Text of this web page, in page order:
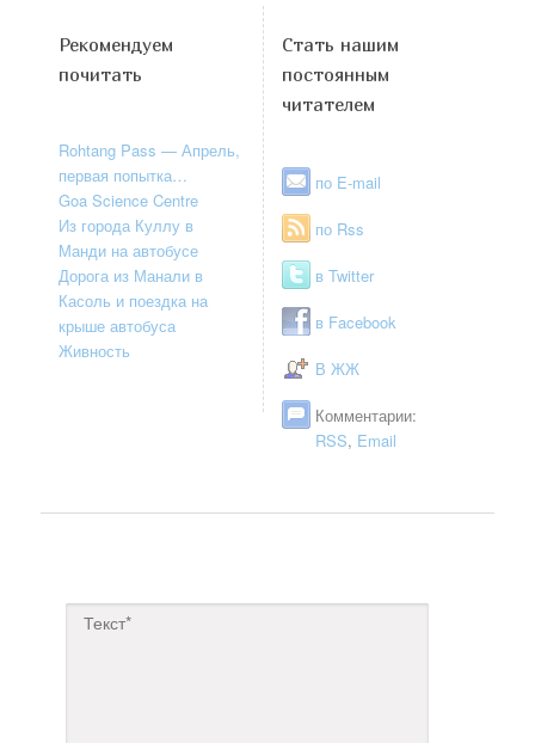
Рекомендуем
почитать
Rohtang Pass — Апрель,
первая попытка…
Goa Science Centre
Из города Куллу в
Манди на автобусе
Дорога из Манали в
Касоль и поездка на
крыше автобуса
Живность
Стать нашим
постоянным
читателем
по E-mail
по Rss
в Twitter
в Facebook
В ЖЖ
Комментарии:
RSS, Email